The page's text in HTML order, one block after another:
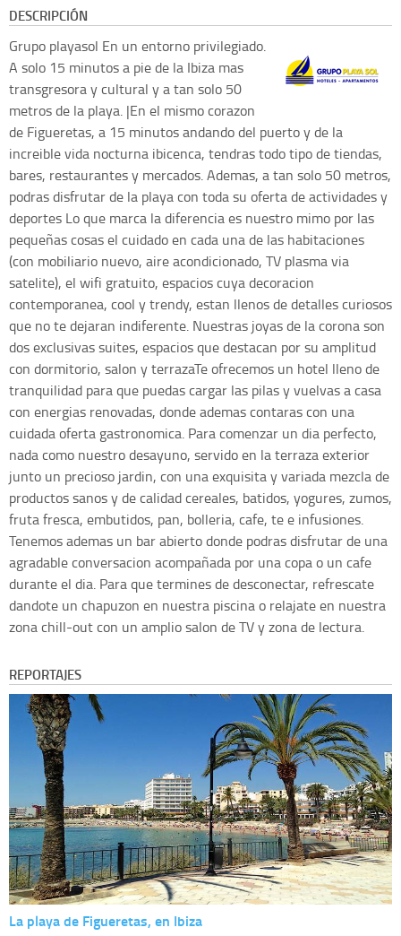
DESCRIPCIÓN
Grupo playasol En un entorno privilegiado.
A solo 15 minutos a pie de la Ibiza mas
transgresora y cultural y a tan solo 50
metros de la playa. |En el mismo corazon
de Figueretas, a 15 minutos andando del puerto y de la
increible vida nocturna ibicenca, tendras todo tipo de tiendas,
bares, restaurantes y mercados. Ademas, a tan solo 50 metros,
podras disfrutar de la playa con toda su oferta de actividades y
deportes Lo que marca la diferencia es nuestro mimo por las
pequeñas cosas el cuidado en cada una de las habitaciones
(con mobiliario nuevo, aire acondicionado, TV plasma via
satelite), el wifi gratuito, espacios cuya decoracion
contemporanea, cool y trendy, estan llenos de detalles curiosos
que no te dejaran indiferente. Nuestras joyas de la corona son
dos exclusivas suites, espacios que destacan por su amplitud
con dormitorio, salon y terrazaTe ofrecemos un hotel lleno de
tranquilidad para que puedas cargar las pilas y vuelvas a casa
con energias renovadas, donde ademas contaras con una
cuidada oferta gastronomica. Para comenzar un dia perfecto,
nada como nuestro desayuno, servido en la terraza exterior
junto un precioso jardin, con una exquisita y variada mezcla de
productos sanos y de calidad cereales, batidos, yogures, zumos,
fruta fresca, embutidos, pan, bolleria, cafe, te e infusiones.
Tenemos ademas un bar abierto donde podras disfrutar de una
agradable conversacion acompañada por una copa o un cafe
durante el dia. Para que termines de desconectar, refrescate
dandote un chapuzon en nuestra piscina o relajate en nuestra
zona chill-out con un amplio salon de TV y zona de lectura.
REPORTAJES
La playa de Figueretas, en Ibiza